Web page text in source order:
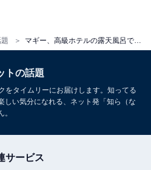
トの話題
をタイムリーにお届けします。知ってる
しい気分になれる、ネット発「知ら（な
サービス